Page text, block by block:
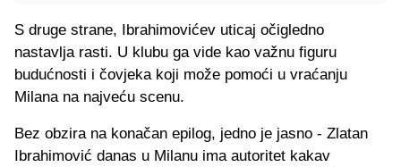
S druge strane, Ibrahimovićev uticaj očigledno
nastavlja rasti. U klubu ga vide kao važnu figuru
budućnosti i čovjeka koji može pomoći u vraćanju
Milana na najveću scenu.
Bez obzira na konačan epilog, jedno je jasno - Zlatan
Ibrahimović danas u Milanu ima autoritet kakav